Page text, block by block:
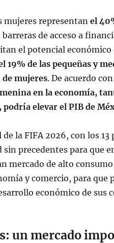
mujeres representanel
barreras de acceso a
el potencial económico
19% de las pequeñas y
mujeres. De acuerdo
en la economía,
elevar el PIB de
de la FIFA 2026, con los
precedentes para que
mercado de alto
y comercio, para que
económico de sus
un mercado